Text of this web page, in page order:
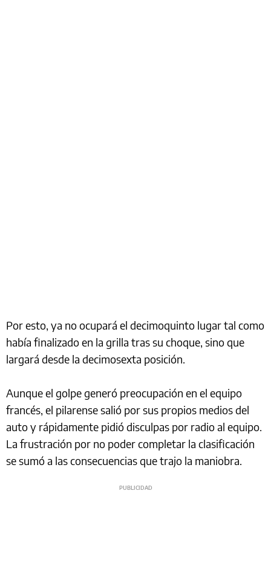
Por esto, ya no ocupará el decimoquinto lugar tal como
había finalizado en la grilla tras su choque, sino que
largará desde la decimosexta posición.
Aunque el golpe generó preocupación en el equipo
francés, el pilarense salió por sus propios medios del
auto y rápidamente pidió disculpas por radio al equipo.
La frustración por no poder completar la clasificación
se sumó a las consecuencias que trajo la maniobra.